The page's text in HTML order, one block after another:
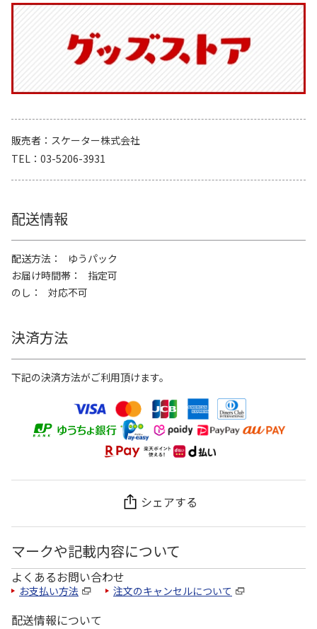
販売者
スケーター株式会社
TEL
03-5206-3931
配送情報
配送方法
ゆうパック
お届け時間帯
指定可
のし
対応不可
決済方法
下記の決済方法がご利用頂けます。
シェアする
マークや記載内容について
よくあるお問い合わせ
お支払い方法 注文のキャンセルについて
配送情報について